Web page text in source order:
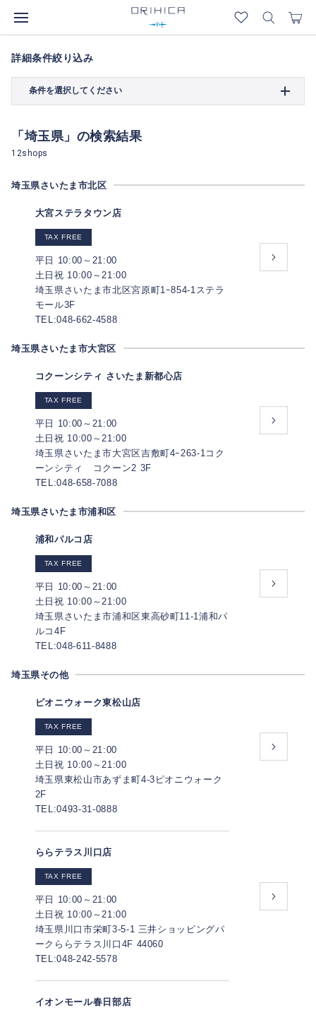
詳細条件絞り込み
条件を選択してください
「埼玉県」の検索結果
12shops
埼玉県さいたま市北区
大宮ステラタウン店
TAX FREE
平日 10:00～21:00
土日祝 10:00～21:00
埼玉県さいたま市北区宮原町1ｰ854-1ステラ
モール3F
TEL:048-662-4588
埼玉県さいたま市大宮区
コクーンシティ さいたま新都心店
TAX FREE
平日 10:00～21:00
土日祝 10:00～21:00
埼玉県さいたま市大宮区吉敷町4ｰ263-1コク
ーンシティ コクーン2 3F
TEL:048-658-7088
埼玉県さいたま市浦和区
浦和パルコ店
TAX FREE
平日 10:00～21:00
土日祝 10:00～21:00
埼玉県さいたま市浦和区東高砂町11-1浦和パ
ルコ4F
TEL:048-611-8488
埼玉県その他
ピオニウォーク東松山店
TAX FREE
平日 10:00～21:00
土日祝 10:00～21:00
埼玉県東松山市あずま町4-3ピオニウォーク
2F
TEL:0493-31-0888
ららテラス川口店
TAX FREE
平日 10:00～21:00
土日祝 10:00～21:00
埼玉県川口市栄町3-5-1 三井ショッピングパ
ークららテラス川口4F 44060
TEL:048-242-5578
イオンモール春日部店